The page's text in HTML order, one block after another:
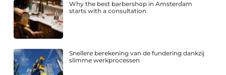
Why the best barbershop in Amsterdam
starts with a consultation
Snellere berekening van de fundering dankzij
slimme werkprocessen